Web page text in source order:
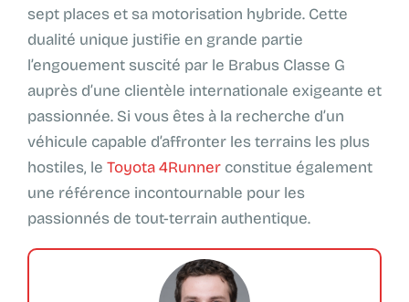
sept places et sa motorisation hybride. Cette
dualité unique justifie en grande partie
l’engouement suscité par le Brabus Classe G
auprès d’une clientèle internationale exigeante et
passionnée. Si vous êtes à la recherche d’un
véhicule capable d’affronter les terrains les plus
hostiles, le Toyota 4Runner constitue également
une référence incontournable pour les
passionnés de tout-terrain authentique.